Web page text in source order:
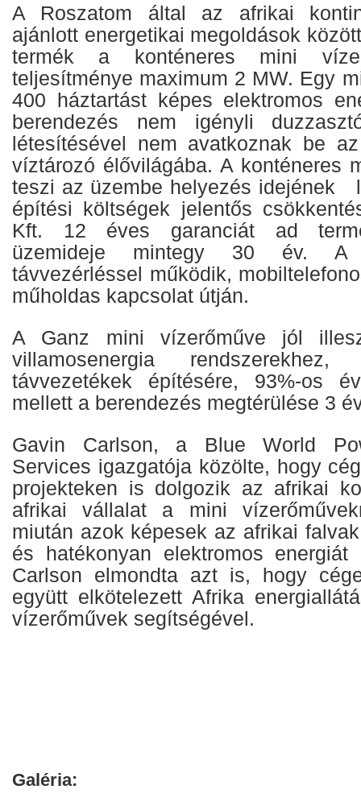
A Roszatom által az afrikai
ajánlott energetikai megoldások
termék a konténeres mini
teljesítménye maximum 2 MW. Egy
400 háztartást képes elektromos
berendezés nem igényli
létesítésével nem avatkoznak be
víztározó élővilágába. A konténeres
teszi az üzembe helyezés idejének
építési költségek jelentős
Kft. 12 éves garanciát ad
üzemideje mintegy 30 év. A
távvezérléssel működik,
műholdas kapcsolat útján.
A Ganz mini vízerőműve jól
villamosenergia
távvezetékek építésére, 93%-os
mellett a berendezés megtérülése 3
Gavin Carlson, a Blue World
Services igazgatója közölte, hogy
projekteken is dolgozik az afrikai
afrikai vállalat a mini
miután azok képesek az afrikai
és hatékonyan elektromos energiát
Carlson elmondta azt is, hogy
együtt elkötelezett Afrika
vízerőművek segítségével.
Galéria: